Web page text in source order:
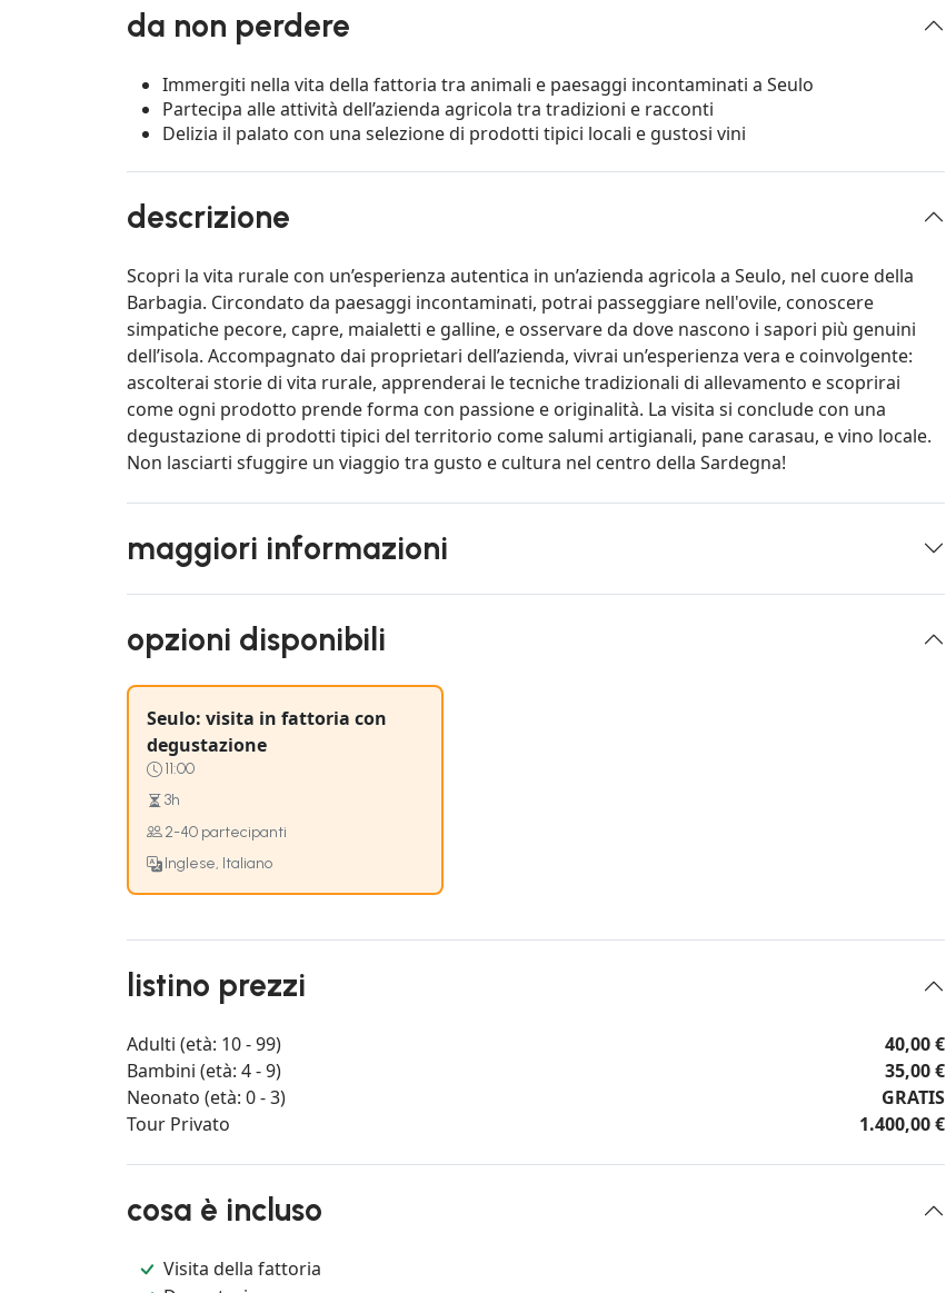
da non perdere
Immergiti nella vita della fattoria tra animali e paesaggi incontaminati a Seulo
Partecipa alle attività dell’azienda agricola tra tradizioni e racconti
Delizia il palato con una selezione di prodotti tipici locali e gustosi vini
descrizione
Scopri la vita rurale con un’esperienza autentica in un’azienda agricola a Seulo, nel cuore della
Barbagia. Circondato da paesaggi incontaminati, potrai passeggiare nell'ovile, conoscere
simpatiche pecore, capre, maialetti e galline, e osservare da dove nascono i sapori più genuini
dell’isola. Accompagnato dai proprietari dell’azienda, vivrai un’esperienza vera e coinvolgente:
ascolterai storie di vita rurale, apprenderai le tecniche tradizionali di allevamento e scoprirai
come ogni prodotto prende forma con passione e originalità. La visita si conclude con una
degustazione di prodotti tipici del territorio come salumi artigianali, pane carasau, e vino locale.
Non lasciarti sfuggire un viaggio tra gusto e cultura nel centro della Sardegna!
maggiori informazioni
opzioni disponibili
Seulo: visita in fattoria con
degustazione
11:00
3h
2-40 partecipanti
Inglese, Italiano
listino prezzi
Adulti (età: 10 - 99)
40,00 €
Bambini (età: 4 - 9)
35,00 €
Neonato (età: 0 - 3)
GRATIS
Tour Privato
1.400,00 €
cosa è incluso
Visita della fattoria